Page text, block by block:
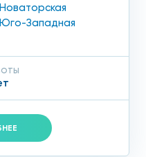
Новаторская
Юго-Западная